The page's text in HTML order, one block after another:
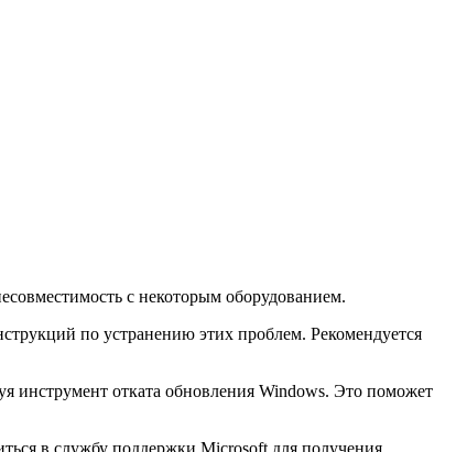
с некоторым оборудованием.
по устранению этих проблем. Рекомендуется
инструмент отката обновления Windows. Это поможет
в службу поддержки Microsoft для получения